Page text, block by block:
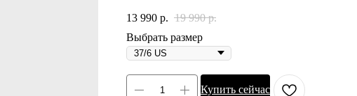
13 990 р. 19 990 р.
Выбрать размер
Купить сейчас